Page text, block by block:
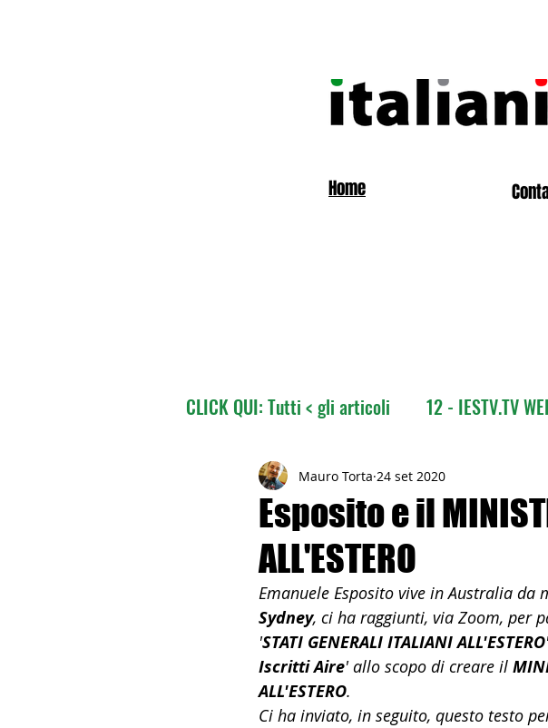
Home
CLICK QUI: Tutti < gli articoli 12 - IESTV.TV
02 - TURISMO DELLE RADICI
04 - ITALIANI ALL'ESTERO Europa
06 - ITALIANI ALL'ESTERO Asia 07 -
08 - ITALIANI IN OCEANIA
Esposito e il
ALL'ESTERO
Mauro Torta 24 set 2020
Emanuele Esposito vive in Australia
Sydney, ci ha raggiunti, via Zoom, per
'STATI GENERALI ITALIANI ALL'ESTERO
Iscritti Aire' allo scopo di creare il
ALL'ESTERO.
Ci ha inviato, in seguito, questo testo